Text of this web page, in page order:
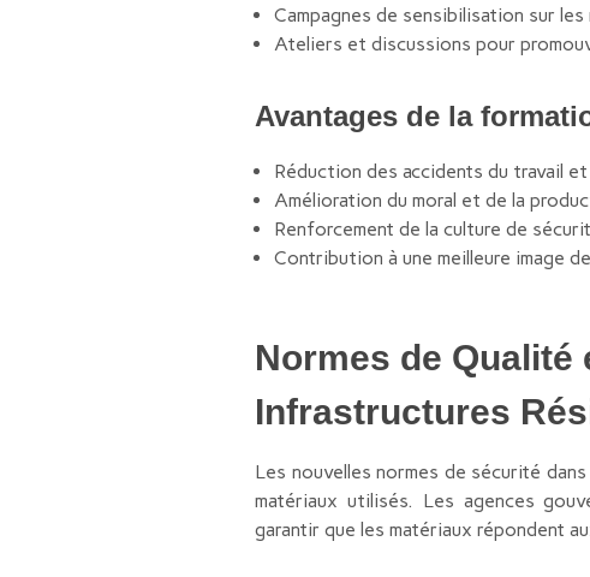
Campagnes de sensibilisation sur
Ateliers et discussions pour
Avantages de la
Réduction des accidents du travail
Amélioration du moral et de la
Renforcement de la culture de
Contribution à une meilleure image
Normes de Qualité
Infrastructures
Les nouvelles normes de sécurité
matériaux utilisés. Les agences
garantir que les matériaux répondent